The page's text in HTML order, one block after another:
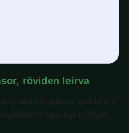
röviden leírva
amit megoldasz, emeld ki a
vagy egy előnyöd,